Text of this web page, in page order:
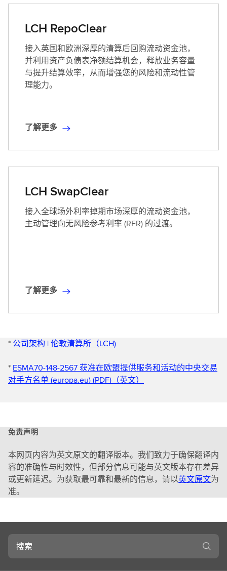
多
LCH RepoClear
接入英国和欧洲深厚的清算后回购流动资金池，
并利用资产负债表净额结算机会，释放业务容量
与提升结算效率，从而增强您的风险和流动性管
理能力。
了
多
了解更多
LCH SwapClear
接入全球场外利率掉期市场深厚的流动资金池，
主动管理向无风险参考利率 (RFR) 的过渡。
了
了解更多
* 公司架构 | 伦敦清算所（LCH)
* ESMA70-148-2567 获准在欧盟提供服务和活动的中央交易
对手方名单 (europa.eu) (PDF)（英文）
免责声明
本网页内容为英文原文的翻译版本。我们致力于确保翻译内
容的准确性与时效性，但部分信息可能与英文版本存在差异
或更新延迟。为获取最可靠和最新的信息，请以英文原文为
准。
搜